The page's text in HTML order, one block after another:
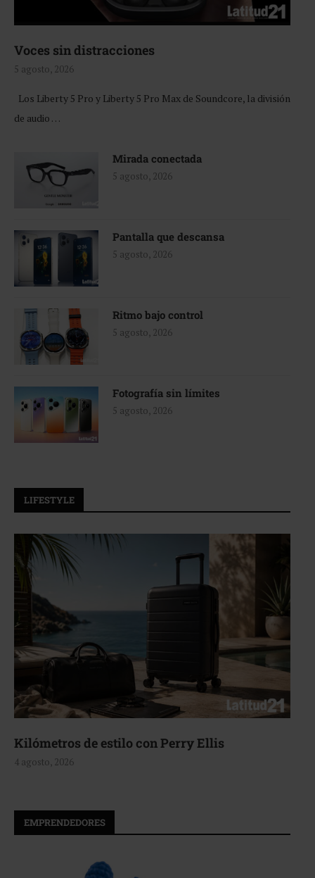
Voces sin distracciones
5 agosto, 2026
Los Liberty 5 Pro y Liberty 5 Pro Max de Soundcore, la división
de audio …
Mirada conectada
5 agosto, 2026
Pantalla que descansa
5 agosto, 2026
Ritmo bajo control
5 agosto, 2026
Fotografía sin límites
5 agosto, 2026
LIFESTYLE
Kilómetros de estilo con Perry Ellis
4 agosto, 2026
EMPRENDEDORES